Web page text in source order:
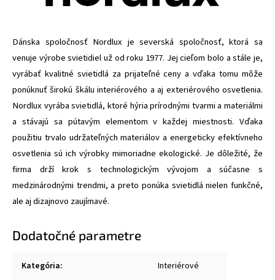
Dánska spoločnosť Nordlux je severská spoločnosť, ktorá sa
venuje výrobe svietidiel už od roku 1977. Jej cieľom bolo a stále je,
vyrábať kvalitné svietidlá za prijateľné ceny a vďaka tomu môže
ponúknuť širokú škálu interiérového a aj exteriérového osvetlenia.
Nordlux vyrába svietidlá, ktoré hýria prírodnými tvarmi a materiálmi
a stávajú sa pútavým elementom v každej miestnosti. Vďaka
použitiu trvalo udržateľných materiálov a energeticky efektívneho
osvetlenia sú ich výrobky mimoriadne ekologické. Je dôležité, že
firma drží krok s technologickým vývojom a súčasne s
medzinárodnými trendmi, a preto ponúka svietidlá nielen funkčné,
ale aj dizajnovo zaujímavé.
Dodatočné parametre
Kategória: Interiérové